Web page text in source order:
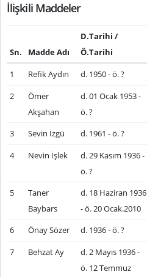
İlişkili Maddeler
Sn. Madde Adı
D.Tarihi /
Ö.Tarihi
1
Refik Aydın d. 1950 - ö. ?
2
Ömer
Akşahan
d. 01 Ocak 1953 -
ö. ?
3 Sevin İzgü d. 1961 - ö. ?
4 Nevin İşlek
d. 29 Kasım 1936 -
ö. ?
5
Taner
Baybars
d. 18 Haziran 1936
- ö. 20 Ocak.2010
6 Önay Sözer d. 1936 - ö. ?
7 Behzat Ay
d. 2 Mayıs 1936 -
ö. 12 Temmuz